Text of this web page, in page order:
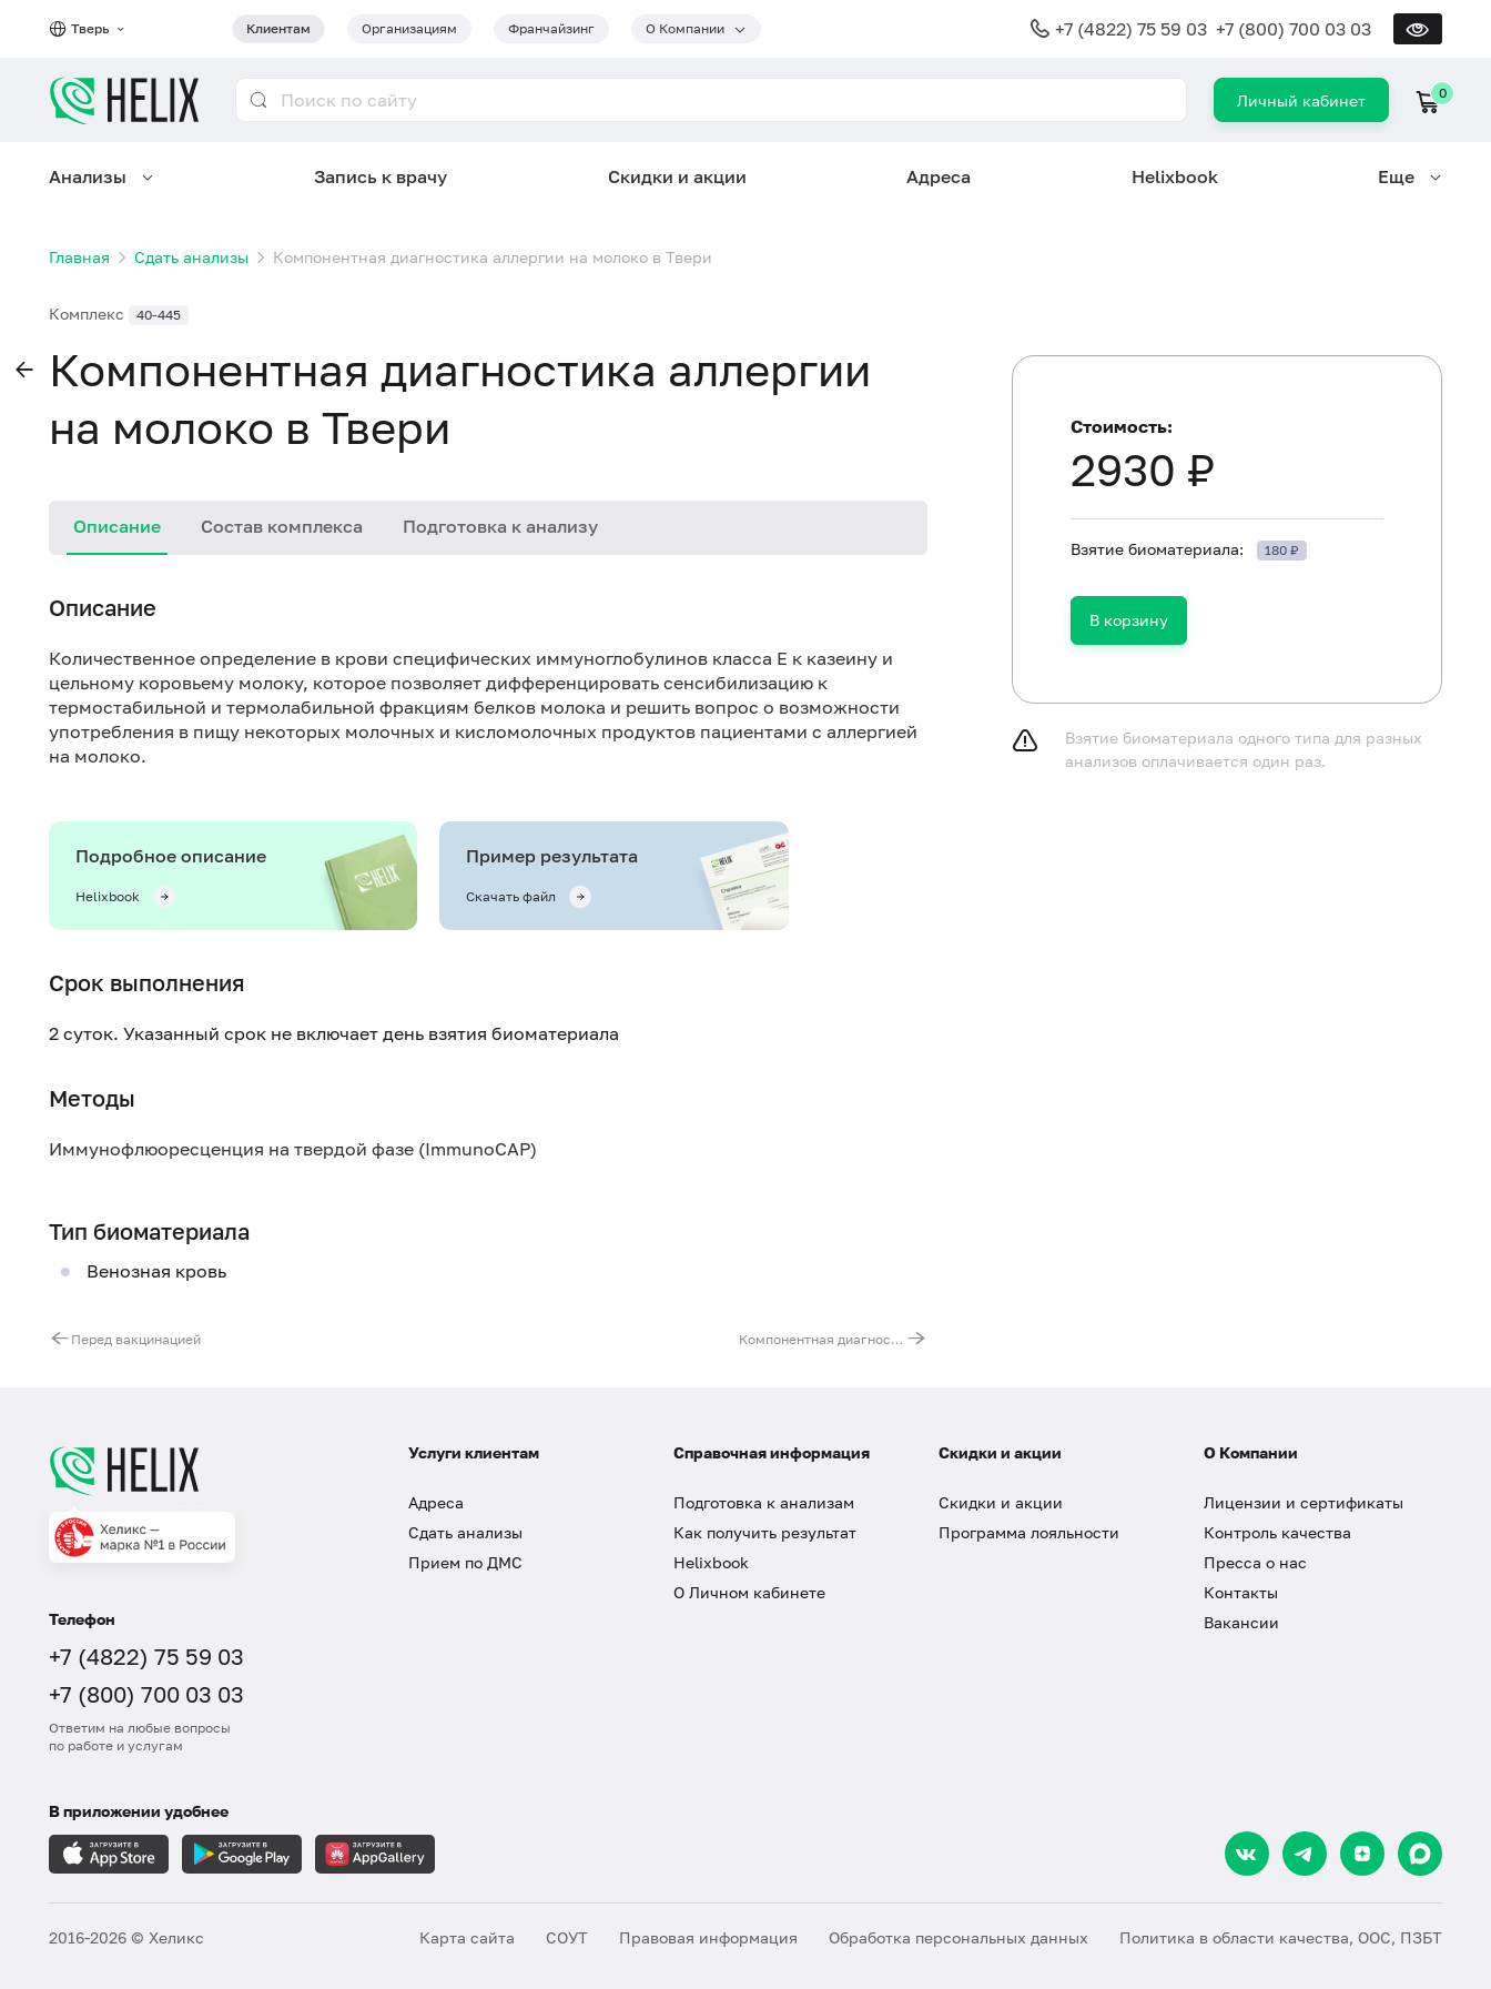
Тверь Клиентам Организациям Франчайзинг О Компании +7 (4822) 75 59 03 +7 (800) 700 03 03
Личный кабинет 0
Анализы Запись к врачу Скидки и акции Адреса Helixbook Еще
Главная Сдать анализы Компонентная диагностика аллергии на молоко в Твери
Комплекс 40-445
Компонентная диагностика аллергии
на молоко в Твери
Описание Состав комплекса Подготовка к анализу
Описание
Количественное определение в крови специфических иммуноглобулинов класса E к казеину и
цельному коровьему молоку, которое позволяет дифференцировать сенсибилизацию к
термостабильной и термолабильной фракциям белков молока и решить вопрос о возможности
употребления в пищу некоторых молочных и кисломолочных продуктов пациентами с аллергией
на молоко.
Подробное описание
Helixbook
Пример результата
Скачать файл
Срок выполнения
2 суток. Указанный срок не включает день взятия биоматериала
Методы
Иммунофлюоресценция на твердой фазе (ImmunoCAP)
Тип биоматериала
Венозная кровь
Перед вакцинацией Компонентная диагностика аллергии на яичный белок
Аллерген f2 - молоко коровье, IgE (ImmunoCAP)
Аллергокомпонент f78 - казеин nBos d8, IgE (ImmunoCAP)
Стоимость:
2930 ₽
Взятие биоматериала: 180 ₽
В корзину
Взятие биоматериала одного типа для разных
анализов оплачивается один раз.
Телефон
+7 (4822) 75 59 03
+7 (800) 700 03 03
Ответим на любые вопросы
по работе и услугам
Услуги клиентам
Адреса
Сдать анализы
Прием по ДМС
Справочная информация
Подготовка к анализам
Как получить результат
Helixbook
О Личном кабинете
Скидки и акции
Скидки и акции
Программа лояльности
О Компании
Лицензии и сертификаты
Контроль качества
Пресса о нас
Контакты
Вакансии
В приложении удобнее
2016-2026 © Хеликс Карта сайта СОУТ Правовая информация Обработка персональных данных Политика в области качества, ООС, ПЗБТ